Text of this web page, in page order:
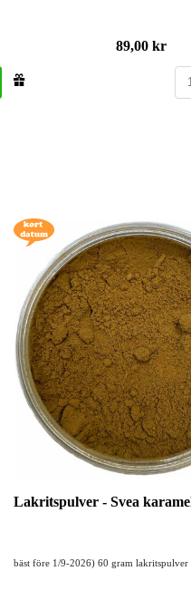
89,00 kr
Lakritspulver - Svea
bäst före 1/9-2026) 60 gram lakritspulver